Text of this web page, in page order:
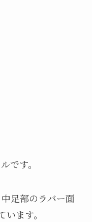
です。
足部のラバー面
ます。